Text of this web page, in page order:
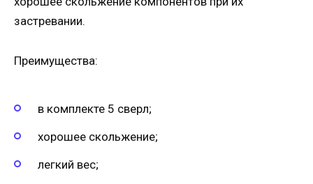
застревании.
Преимущества:
в комплекте 5 сверл;
хорошее скольжение;
легкий вес;